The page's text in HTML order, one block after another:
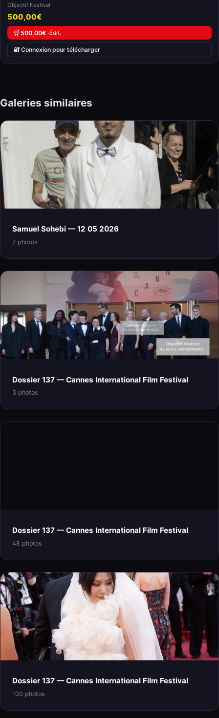
Objectif Festival
500,00€
🛒 500,00€ ·Édit.
🔐 Connexion pour télécharger
Galeries similaires
Samuel Sohebi — 12 05 2026
7 photos
Dossier 137 — Cannes International Film Festival
3 photos
Dossier 137 — Cannes International Film Festival
48 photos
Dossier 137 — Cannes International Film Festival
100 photos